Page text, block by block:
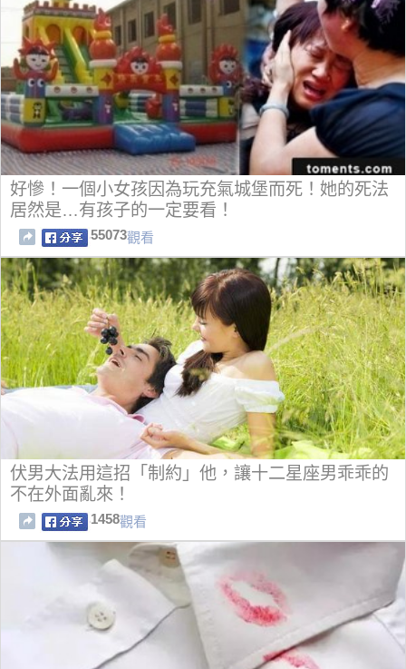
好慘！一個小女孩因為玩充氣城堡而死！她的死法
居然是…有孩子的一定要看！
55073觀看
伏男大法用這招「制約」他，讓十二星座男乖乖的
不在外面亂來！
1458觀看